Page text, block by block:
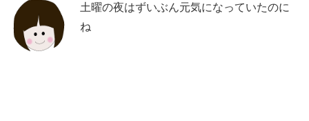
土曜の夜はずいぶん元気になっていたのに
ね